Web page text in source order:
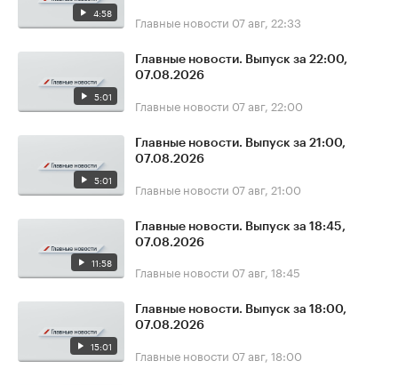
4:58 Главные новости 07 авг, 22:33
5:01
Главные новости. Выпуск за 22:00,
07.08.2026
Главные новости 07 авг, 22:00
5:01
Главные новости. Выпуск за 21:00,
07.08.2026
Главные новости 07 авг, 21:00
11:58
Главные новости. Выпуск за 18:45,
07.08.2026
Главные новости 07 авг, 18:45
15:01
Главные новости. Выпуск за 18:00,
07.08.2026
Главные новости 07 авг, 18:00